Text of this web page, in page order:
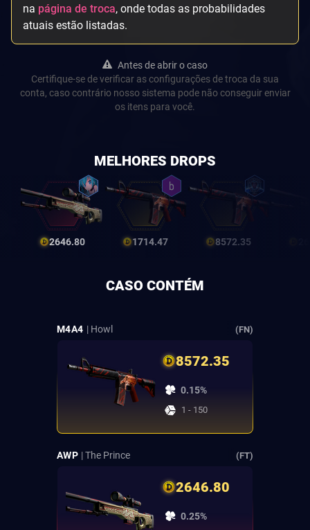
na página de troca, onde todas as probabilidades
atuais estão listadas.
Antes de abrir o caso
Certifique-se de verificar as configurações de troca da sua
conta, caso contrário nosso sistema pode não conseguir enviar
os itens para você.
MELHORES DROPS
2646.80 1714.47 8572.35
CASO CONTÉM
M4A4 | Howl (FN)
8572.35
0.15%
1 - 150
AWP | The Prince (FT)
2646.80
0.25%